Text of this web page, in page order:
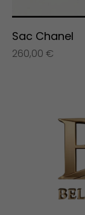
Sac Chanel
260,00 €